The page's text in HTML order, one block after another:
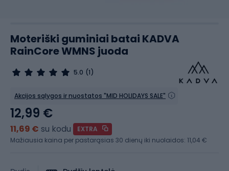
Moteriški guminiai batai KADVA
RainCore WMNS juoda
5.0 (1)
Akcijos sąlygos ir nuostatos "MID HOLIDAYS SALE"
12,99 €
11,69 € su kodu
EXTRA
Mažiausia kaina per pastarąsias 30 dienų iki nuolaidos: 11,04 €